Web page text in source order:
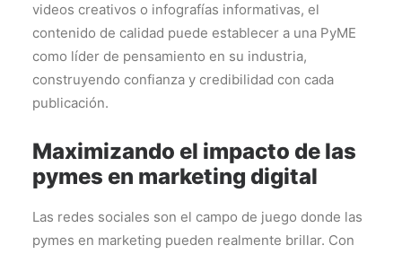
videos creativos o infografías informativas, el
contenido de calidad puede establecer a una PyME
como líder de pensamiento en su industria,
construyendo confianza y credibilidad con cada
publicación.
Maximizando el impacto de las
pymes en marketing digital
Las redes sociales son el campo de juego donde las
pymes en marketing pueden realmente brillar. Con